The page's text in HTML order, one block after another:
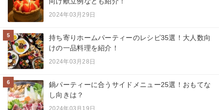
2024年03月29日
5
持ち寄りホームパーティーのレシピ35選！大人数向
けの一品料理を紹介！
2024年03月28日
6
鍋パーティーに合うサイドメニュー25選！おもてな
し向きは？
2024年03月19日